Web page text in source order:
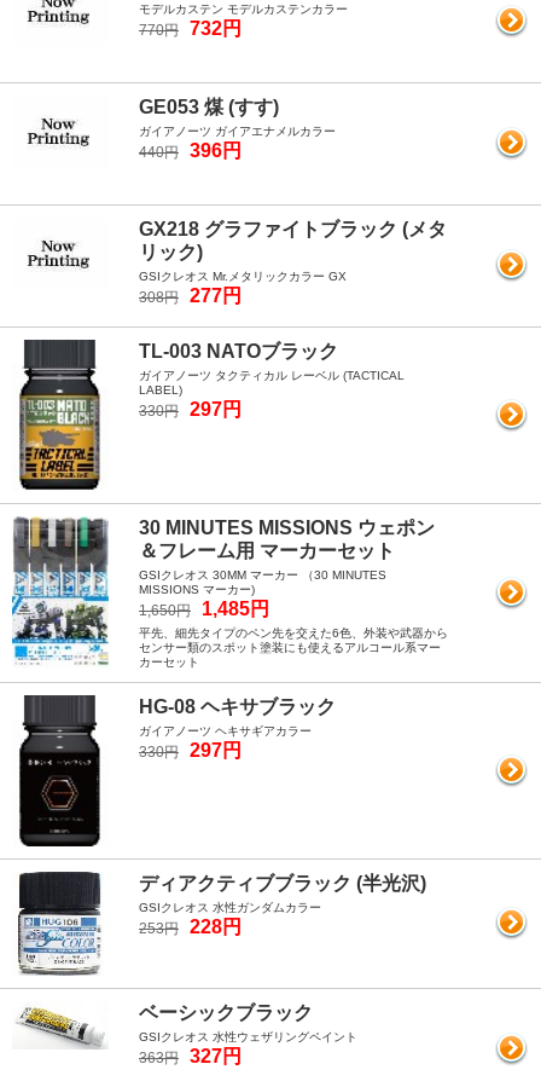
モデルカステン モデルカステンカラー
770円 732円
GE053 煤 (すす)
ガイアノーツ ガイアエナメルカラー
440円 396円
GX218 グラファイトブラック (メタ
リック)
GSIクレオス Mr.メタリックカラー GX
308円 277円
TL-003 NATOブラック
ガイアノーツ タクティカル レーベル (TACTICAL
LABEL)
330円 297円
30 MINUTES MISSIONS ウェポン
＆フレーム用 マーカーセット
GSIクレオス 30MM マーカー （30 MINUTES
MISSIONS マーカー)
1,650円 1,485円
平先、細先タイプのペン先を交えた6色、外装や武器から
センサー類のスポット塗装にも使えるアルコール系マー
カーセット
HG-08 ヘキサブラック
ガイアノーツ ヘキサギアカラー
330円 297円
ディアクティブブラック (半光沢)
GSIクレオス 水性ガンダムカラー
253円 228円
ベーシックブラック
GSIクレオス 水性ウェザリングペイント
363円 327円